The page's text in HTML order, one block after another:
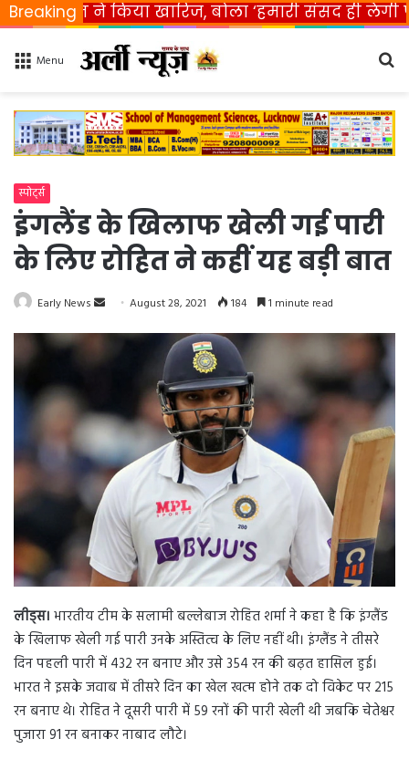
Breaking
ने किया खारिज, बोला ‘हमारी संसद ही लेगी फैसला’
Menu
स्पोर्ट्स
इंगलैंड के खिलाफ खेली गई पारी
के लिए रोहित ने कहीं यह बड़ी बात
Early News
n
e
m
a
August 28, 2021 184 1 minute read
लीड्स। भारतीय टीम के सलामी बल्लेबाज रोहित शर्मा ने कहा है कि इंग्लैंड
के खिलाफ खेली गई पारी उनके अस्तित्व के लिए नहीं थी। इंग्लैंड ने तीसरे
दिन पहली पारी में 432 रन बनाए और उसे 354 रन की बढ़त हासिल हुई।
भारत ने इसके जवाब में तीसरे दिन का खेल खत्म होने तक दो विकेट पर 215
रन बनाए थे। रोहित ने दूसरी पारी में 59 रनों की पारी खेली थी जबकि चेतेश्वर
पुजारा 91 रन बनाकर नाबाद लौटे।